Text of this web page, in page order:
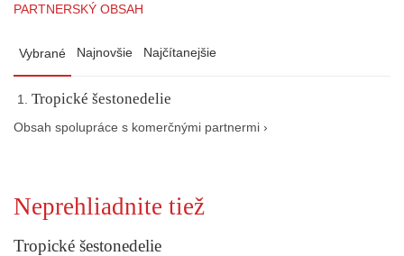
PARTNERSKÝ OBSAH
Vybrané Najnovšie Najčítanejšie
Tropické šestonedelie
Obsah spolupráce s komerčnými partnermi ›
Neprehliadnite tiež
Tropické šestonedelie